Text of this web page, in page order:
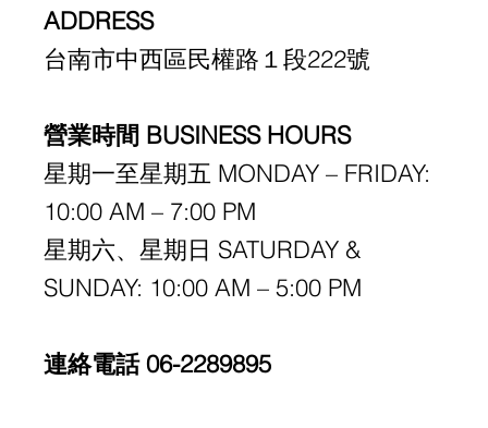
ADDRESS
台南市中西區民權路１段222號
營業時間 BUSINESS HOURS
星期一至星期五 MONDAY – FRIDAY:
10:00 AM – 7:00 PM
星期六、星期日 SATURDAY &
SUNDAY: 10:00 AM – 5:00 PM
連絡電話 06-2289895